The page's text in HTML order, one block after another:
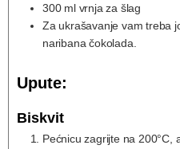
300 ml vrnja za šlag
Za ukrašavanje vam treba
naribana čokolada.
Upute:
Biskvit
Pećnicu zagrijte na 200°C,